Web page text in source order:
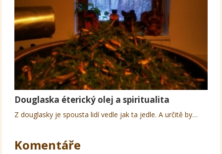
Douglaska éterický olej a spiritualita
Z douglasky je spousta lidí vedle jak ta jedle. A určitě by…
Komentáře